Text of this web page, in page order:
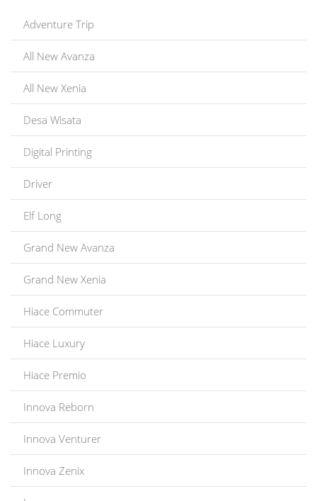
Adventure Trip
All New Avanza
All New Xenia
Desa Wisata
Digital Printing
Driver
Elf Long
Grand New Avanza
Grand New Xenia
Hiace Commuter
Hiace Luxury
Hiace Premio
Innova Reborn
Innova Venturer
Innova Zenix